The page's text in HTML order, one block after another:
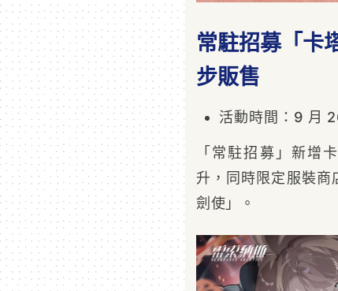
常駐招募「卡
步販售
活動時間：9 月
「常駐招募」新增
升，同時限定服裝
劍使」。